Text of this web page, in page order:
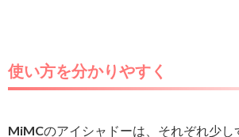
使い方を分かりやすく
MiMCのアイシャドーは、それぞれ少し